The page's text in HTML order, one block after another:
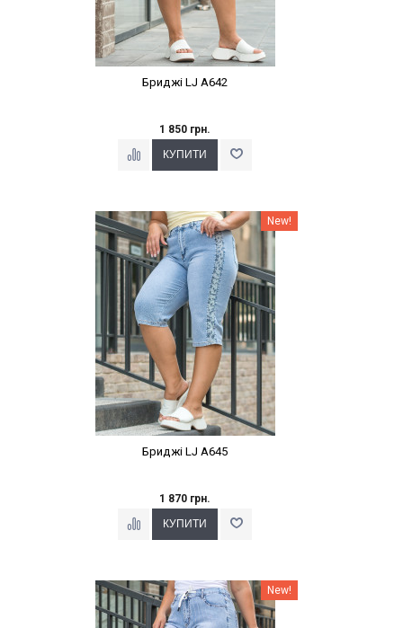
Бриджі LJ A642
1 850 грн.
Наклейки Варіант з % New!
Бриджі LJ A645
1 870 грн.
Наклейки Варіант з % New!